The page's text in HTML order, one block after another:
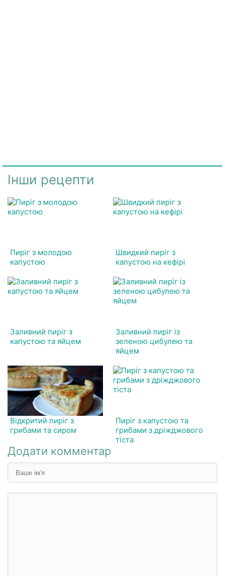
Інши рецепти
Пиріг з молодою
капустою
Швидкий пиріг з
капустою на кефірі
Заливний пиріг з
капустою та яйцем
Заливний пиріг із
зеленою цибулею та
яйцем
Відкритий пиріг з
грибами та сиром
Пиріг з капустою та
грибами з дріжджового
тіста
Додати комментар